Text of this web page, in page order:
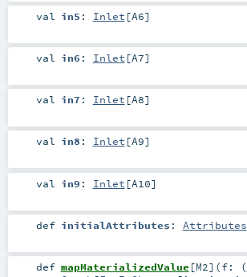
val in5 : Inlet [A6]
val in6 : Inlet [A7]
val in7 : Inlet [A8]
val in8 : Inlet [A9]
val in9 : Inlet [A10]
def initialAttributes : Attributes
def mapMaterializedValue [M2] (f: (